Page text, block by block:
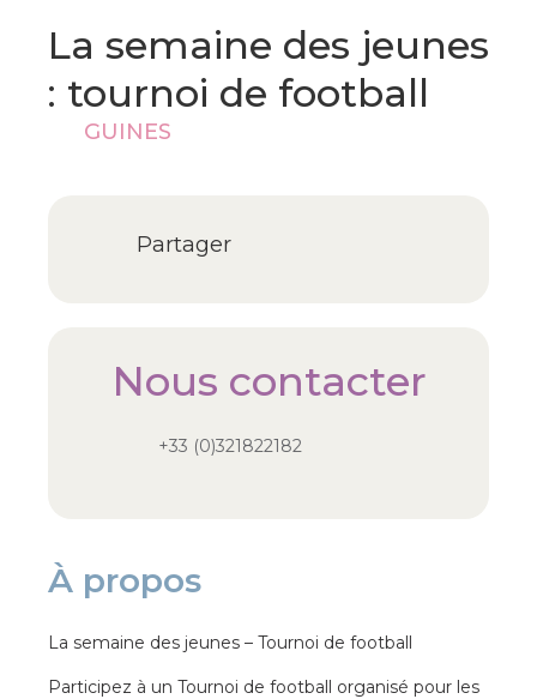
La semaine des jeunes
: tournoi de football
GUINES
Partager
Nous contacter
+33 (0)321822182
À propos
La semaine des jeunes – Tournoi de football
Participez à un Tournoi de football organisé pour les